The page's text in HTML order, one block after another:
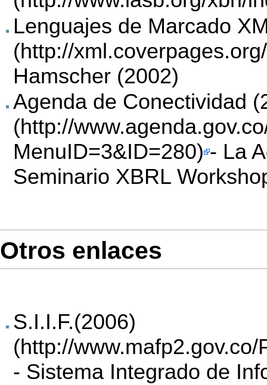
Lenguajes de Marcado
Hamscher (2002)
Agenda de Conectividad
- La
Seminario XBRL
Otros enlaces
S.I.I.F.(2006)
- Sistema Integrado de